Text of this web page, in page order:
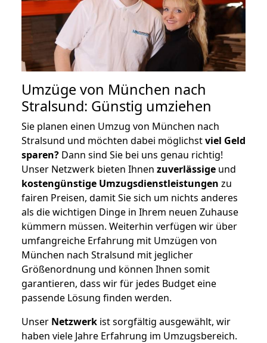
Umzüge von München nach
Stralsund: Günstig umziehen
Sie planen einen Umzug von München nach
Stralsund und möchten dabei möglichstviel Geld
sparen? Dann sind Sie bei uns genau richtig!
Unser Netzwerk bieten Ihnen zuverlässige und
kostengünstige Umzugsdienstleistungen zu
fairen Preisen, damit Sie sich um nichts anderes
als die wichtigen Dinge in Ihrem neuen Zuhause
kümmern müssen. Weiterhin verfügen wir über
umfangreiche Erfahrung mit Umzügen von
München nach Stralsund mit jeglicher
Größenordnung und können Ihnen somit
garantieren, dass wir für jedes Budget eine
passende Lösung finden werden.
Unser Netzwerk ist sorgfältig ausgewählt, wir
haben viele Jahre Erfahrung im Umzugsbereich.